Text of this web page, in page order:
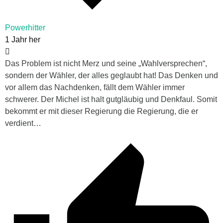
Powerhitter
1 Jahr her
Das Problem ist nicht Merz und seine „Wahlversprechen“,
sondern der Wähler, der alles geglaubt hat! Das Denken und
vor allem das Nachdenken, fällt dem Wähler immer
schwerer. Der Michel ist halt gutgläubig und Denkfaul. Somit
bekommt er mit dieser Regierung die Regierung, die er
verdient…